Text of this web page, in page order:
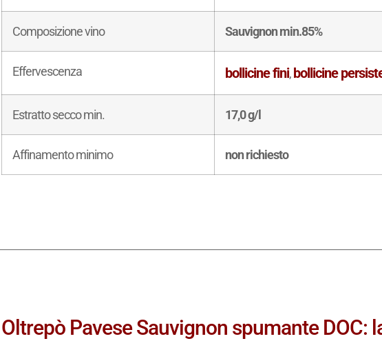
Composizione vino Sauvignon min.85%
Effervescenza bollicine fini,bollicine
Estratto secco min. 17,0 g/l
Affinamento minimo non richiesto
Oltrepò Pavese Sauvignon spumante DOC: